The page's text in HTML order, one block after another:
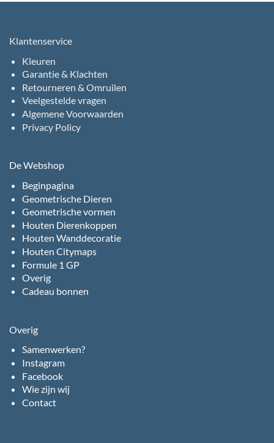
Klantenservice
Kleuren
Garantie & Klachten
Retourneren & Omruilen
Veelgestelde vragen
Algemene Voorwaarden
Privacy Policy
De Webshop
Beginpagina
Geometrische Dieren
Geometrische vormen
Houten Dierenkoppen
Houten Wanddecoratie
Houten Citymaps
Formule 1 GP
Overig
Cadeau bonnen
Overig
Samenwerken?
Instagram
Facebook
Wie zijn wij
Contact